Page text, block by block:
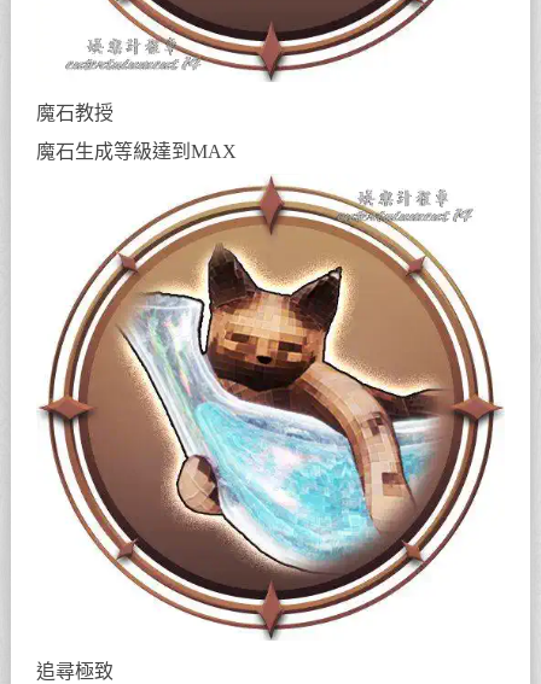
魔石教授
魔石生成等級達到MAX
追尋極致